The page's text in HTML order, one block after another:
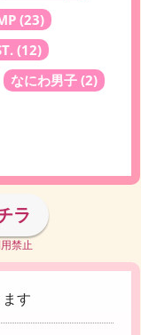
(23)
(12)
なにわ男子 (2)
ラ
禁止
す